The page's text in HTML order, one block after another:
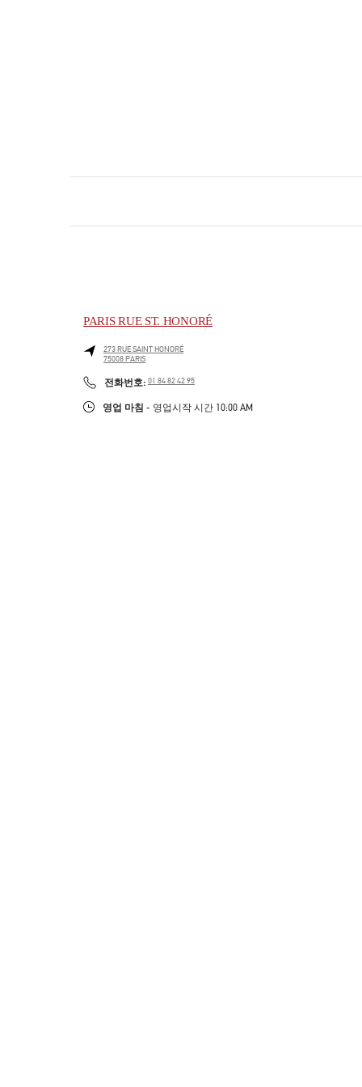
PARIS RUE ST. HONORÉ
273 RUE SAINT HONORÉ
75008PARIS
전화번호: PHONE
01 84 82 42 95
영업 마침 - 영업시작 시간 10:00 AM